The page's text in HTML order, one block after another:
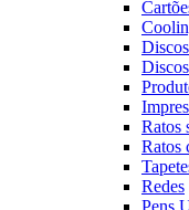
Ratos
Ratos
Redes
Pens